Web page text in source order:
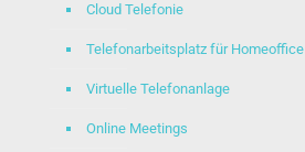
Cloud Telefonie
Telefonarbeitsplatz für Homeoffice
Virtuelle Telefonanlage
Online Meetings